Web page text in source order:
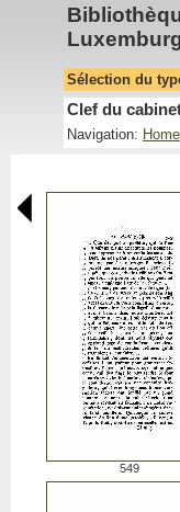
Sélection du
Clef du
Navigation: Home
549